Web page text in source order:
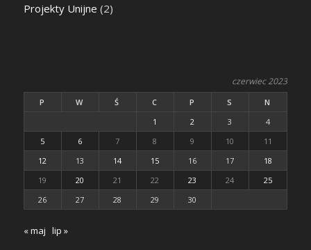
Projekty Unijne (2)
czerwiec 2023
P W Ś C P S
N
1
2 3
4
5
6 7 8 9 10
11
12
13 14 15 16 17
18
19
20 21 22 23 24
25
26
27 28 29 30
« maj lip »